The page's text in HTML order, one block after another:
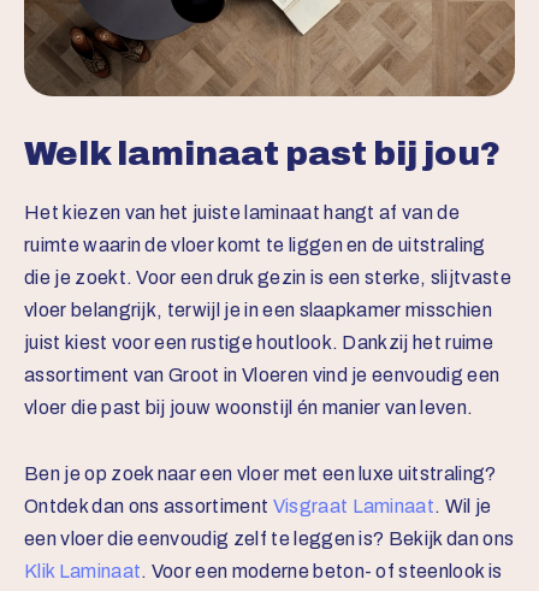
Welk laminaat past bij jou?
Het kiezen van het juiste laminaat hangt af van de
ruimte waarin de vloer komt te liggen en de uitstraling
die je zoekt. Voor een druk gezin is een sterke, slijtvaste
vloer belangrijk, terwijl je in een slaapkamer misschien
juist kiest voor een rustige houtlook. Dankzij het ruime
assortiment van Groot in Vloeren vind je eenvoudig een
vloer die past bij jouw woonstijl én manier van leven.
Ben je op zoek naar een vloer met een luxe uitstraling?
Ontdek dan ons assortiment Visgraat Laminaat. Wil je
een vloer die eenvoudig zelf te leggen is? Bekijk dan ons
Klik Laminaat. Voor een moderne beton- of steenlook is